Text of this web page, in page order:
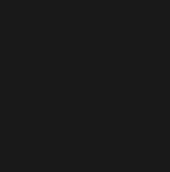
ventana)